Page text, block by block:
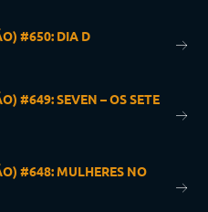
#650: DIA D
#649: SEVEN – OS SETE
#648: MULHERES NO